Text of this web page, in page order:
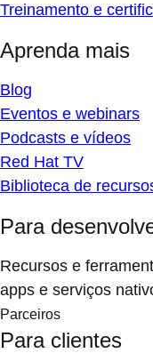
Treinamento e
Aprenda mais
Blog
Eventos e webinars
Podcasts e vídeos
Red Hat TV
Biblioteca de
Para
Recursos e
apps e serviços
Parceiros
Para clientes